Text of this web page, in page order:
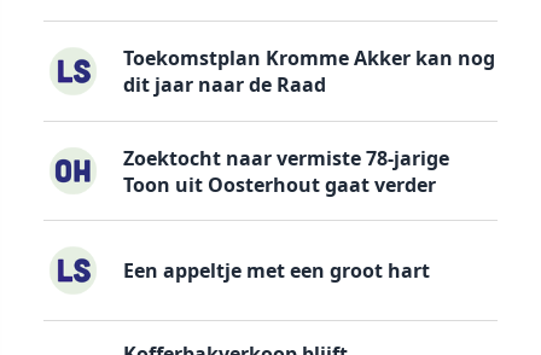
Toekomstplan Kromme Akker kan nog
dit jaar naar de Raad
Zoektocht naar vermiste 78-jarige
Toon uit Oosterhout gaat verder
Een appeltje met een groot hart